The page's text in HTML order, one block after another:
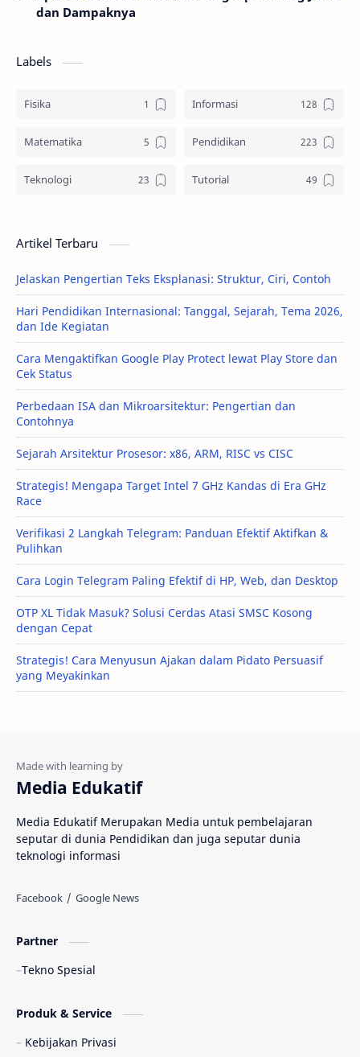
dan Dampaknya
Labels
Fisika Informasi
Matematika Pendidikan
Teknologi Tutorial
Artikel Terbaru
Jelaskan Pengertian Teks Eksplanasi: Struktur, Ciri, Contoh
Hari Pendidikan Internasional: Tanggal, Sejarah, Tema 2026,
dan Ide Kegiatan
Cara Mengaktifkan Google Play Protect lewat Play Store dan
Cek Status
Perbedaan ISA dan Mikroarsitektur: Pengertian dan
Contohnya
Sejarah Arsitektur Prosesor: x86, ARM, RISC vs CISC
Strategis! Mengapa Target Intel 7 GHz Kandas di Era GHz
Race
Verifikasi 2 Langkah Telegram: Panduan Efektif Aktifkan &
Pulihkan
Cara Login Telegram Paling Efektif di HP, Web, dan Desktop
OTP XL Tidak Masuk? Solusi Cerdas Atasi SMSC Kosong
dengan Cepat
Strategis! Cara Menyusun Ajakan dalam Pidato Persuasif
yang Meyakinkan
Media Edukatif
Media Edukatif Merupakan Media untuk pembelajaran
seputar di dunia Pendidikan dan juga seputar dunia
teknologi informasi
Partner
Tekno Spesial
Produk & Service
Kebijakan Privasi